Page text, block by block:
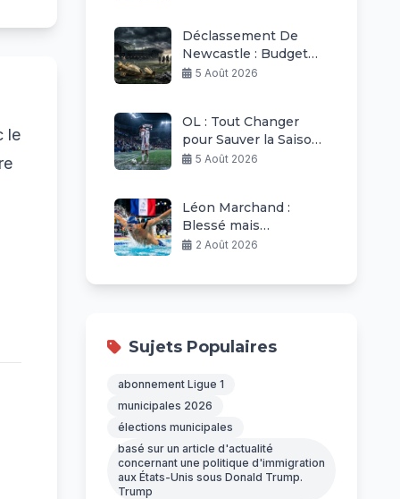
le
Déclassement De
Newcastle : Budget
Raboté Et Ambitions
5 Août 2026
OL : Tout Changer
pour Sauver la Saison
Européenne Après
5 Août 2026
Léon Marchand :
Blessé mais
Ambitieux aux
2 Août 2026
Sujets Populaires
abonnement Ligue 1
municipales 2026
élections municipales
basé sur un article d'actualité
concernant une politique d'immigration
aux États-Unis sous Donald Trump.
Trump